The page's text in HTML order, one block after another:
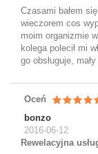
Czasami bałem
wieczorem cos
moim organizmie
kolega polecił mi
go obsługuje,
Oceń
bonzo
2016-06-12
Rewelacyjna